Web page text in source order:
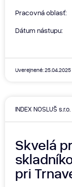
Pracovná oblasť:
Dátum nástupu:
Uverejnené: 25.04.2025
INDEX NOSLUŠ s.r.o.
Skvelá
pri